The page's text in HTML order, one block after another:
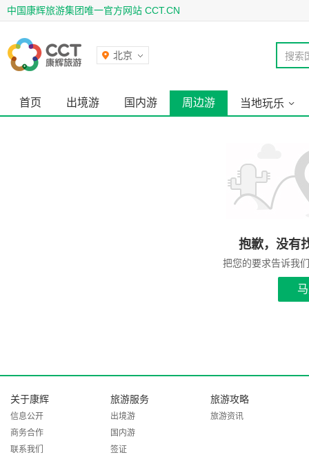
中国康辉旅游集团唯一官方网站 CCT.CN
北京 搜索
首页 出境游 国内游 周边游 当地玩乐
抱歉，没有
把您的要求告诉我
关于康辉
信息公开
商务合作
联系我们
旅游服务
出境游
国内游
签证
旅游攻略
旅游资讯